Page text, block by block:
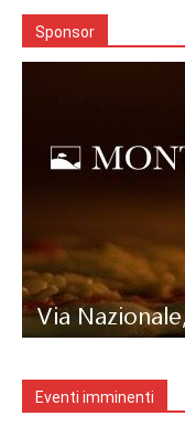
Sponsor
Eventi imminenti